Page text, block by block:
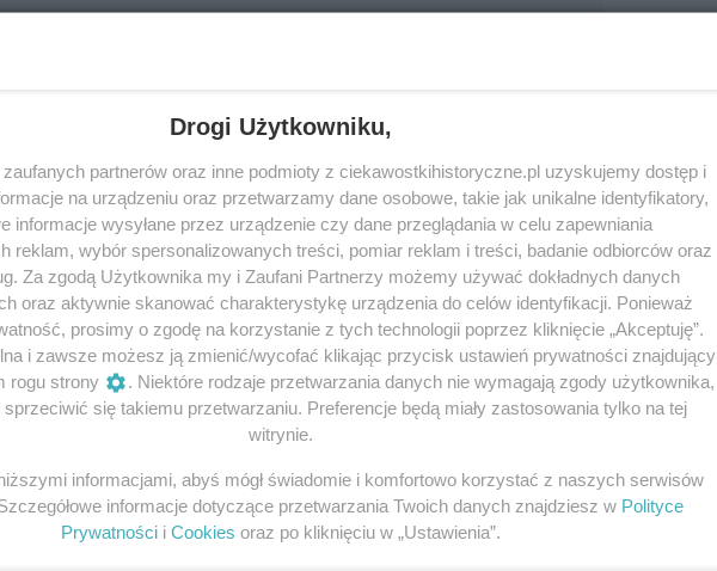
Drugiej Polski, dziesiątego gospodarczego mocarstwa świata.
również kres wiary w socjalizm, a dla większości – kres mitu
rzeczywistości jest dla Gierka szczególnie groźne,
mógł się kiedykolwiek podnieść. Ten cios był zbyt silny”
–
Mieczysław F. Rakowski, redaktor naczelny tygodnika
uchodzi za człowieka bliskiego I sekretarzowi KC PZPR
głośniej i jeszcze bardziej jednoznacznie w gmachu KC
Jaroszewicza.
fot.domena publiczna
Drogi Użytkowniku,
partnerów oraz inne podmioty z ciekawostkihistoryczne.pl uzyskujemy dostęp i
na urządzeniu oraz przetwarzamy dane osobowe, takie jak unikalne identyfikatory,
informacje wysyłane przez urządzenie czy dane przeglądania w celu zapewniania
reklam, wybór spersonalizowanych treści, pomiar reklam i treści, badanie odbiorców oraz
Za zgodą Użytkownika my i Zaufani Partnerzy możemy używać dokładnych danych
oraz aktywnie skanować charakterystykę urządzenia do celów identyfikacji. Ponieważ
prosimy o zgodę na korzystanie z tych technologii poprzez kliknięcie „Akceptuję”.
i zawsze możesz ją zmienić/wycofać klikając przycisk ustawień prywatności znajdujący
rogu strony
. Niektóre rodzaje przetwarzania danych nie wymagają zgody użytkownika,
się takiemu przetwarzaniu. Preferencje będą miały zastosowania tylko na tej
witrynie.
informacjami, abyś mógł świadomie i komfortowo korzystać z naszych serwisów
informacje dotyczące przetwarzania Twoich danych znajdziesz w Polityce
Prywatności i Cookies oraz po kliknięciu w „Ustawienia”.